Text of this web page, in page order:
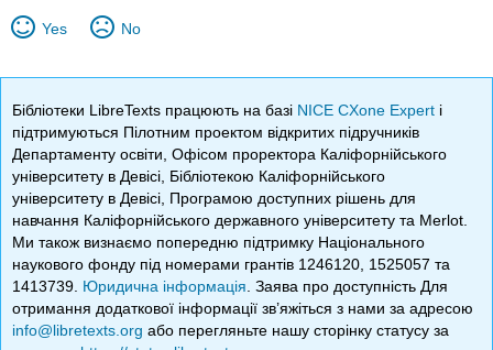
Yes No
Бібліотеки LibreTexts працюють на базі NICE CXone Expert і
підтримуються Пілотним проектом відкритих підручників
Департаменту освіти, Офісом проректора Каліфорнійського
університету в Девісі, Бібліотекою Каліфорнійського
університету в Девісі, Програмою доступних рішень для
навчання Каліфорнійського державного університету та Merlot.
Ми також визнаємо попередню підтримку Національного
наукового фонду під номерами грантів 1246120, 1525057 та
1413739. Юридична інформація . Заява про доступність Для
отримання додаткової інформації зв’яжіться з нами за адресою
info@libretexts.org або перегляньте нашу сторінку статусу за